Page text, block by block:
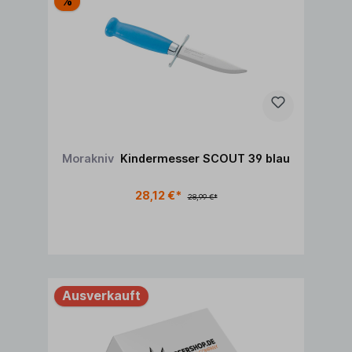
Morakniv Kindermesser SCOUT 39 blau
28,12 €* 28,99 €*
Ausverkauft